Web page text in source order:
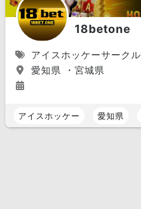
18betone
アイスホッケーサークル
愛知県 ・宮城県
アイスホッケー 愛知県